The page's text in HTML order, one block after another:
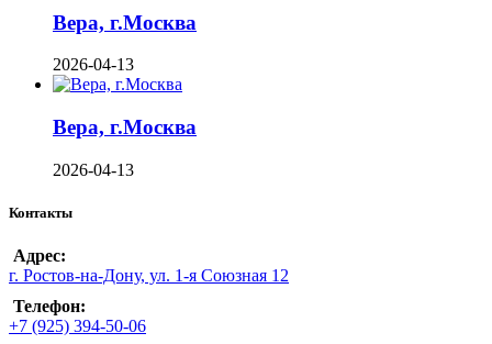
Вера, г.Москва
2026-04-13
Вера, г.Москва
2026-04-13
Контакты
Адрес:
г. Ростов-на-Дону, ул. 1-я Союзная 12
Телефон:
+7 (925) 394-50-06